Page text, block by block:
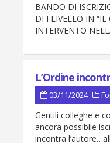
BANDO DI
DI I LIVELLO IN “IL
INTERVENTO
L’Ordine
03/11/2024
Gentili colleghe e
ancora possibile
incontra